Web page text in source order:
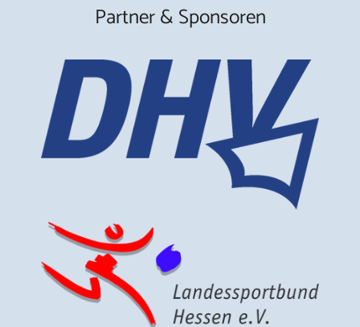
Partner & Sponsoren